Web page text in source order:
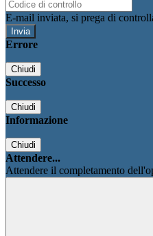
E-mail inviata, si prega di
Errore
Chiudi
Successo
Chiudi
Informazione
Chiudi
Attendere...
Attendere il completamento